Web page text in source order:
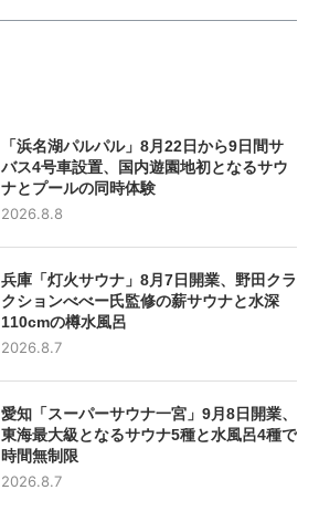
「浜名湖パルパル」8月22日から9日間サ
バス4号車設置、国内遊園地初となるサウ
ナとプールの同時体験
2026.8.8
兵庫「灯火サウナ」8月7日開業、野田クラ
クションべべー氏監修の薪サウナと水深
110cmの樽水風呂
2026.8.7
愛知「スーパーサウナ一宮」9月8日開業、
東海最大級となるサウナ5種と水風呂4種で
時間無制限
2026.8.7